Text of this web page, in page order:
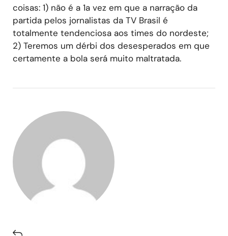
coisas: 1) não é a 1a vez em que a narração da
partida pelos jornalistas da TV Brasil é
totalmente tendenciosa aos times do nordeste;
2) Teremos um dérbi dos desesperados em que
certamente a bola será muito maltratada.